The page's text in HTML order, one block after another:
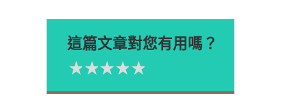
這篇文章對您有用嗎？
Please rate
4星
3星
2星
1星